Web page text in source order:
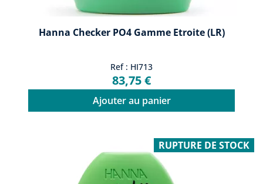
Hanna Checker PO4 Gamme Etroite (LR)
Ref : HI713
83,75 €
Ajouter au panier
RUPTURE DE STOCK